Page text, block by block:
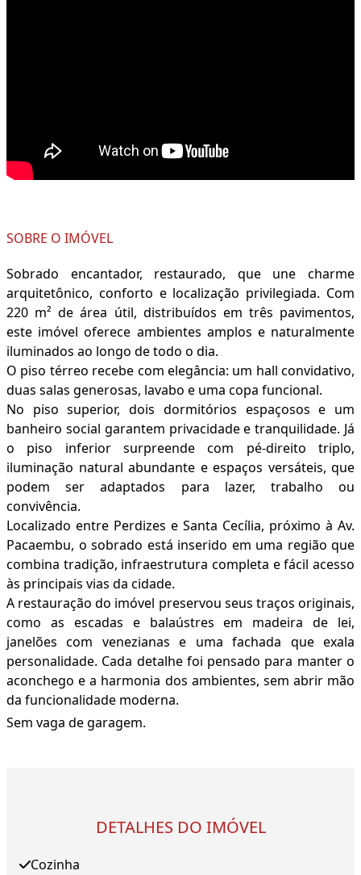
SOBRE O IMÓVEL
Sobrado encantador, restaurado, que une charme
arquitetônico, conforto e localização privilegiada. Com
220 m² de área útil, distribuídos em três pavimentos,
este imóvel oferece ambientes amplos e naturalmente
iluminados ao longo de todo o dia.
O piso térreo recebe com elegância: um hall convidativo,
duas salas generosas, lavabo e uma copa funcional.
No piso superior, dois dormitórios espaçosos e um
banheiro social garantem privacidade e tranquilidade. Já
o piso inferior surpreende com pé-direito triplo,
iluminação natural abundante e espaços versáteis, que
podem ser adaptados para lazer, trabalho ou
convivência.
Localizado entre Perdizes e Santa Cecília, próximo à Av.
Pacaembu, o sobrado está inserido em uma região que
combina tradição, infraestrutura completa e fácil acesso
às principais vias da cidade.
A restauração do imóvel preservou seus traços originais,
como as escadas e balaústres em madeira de lei,
janelões com venezianas e uma fachada que exala
personalidade. Cada detalhe foi pensado para manter o
aconchego e a harmonia dos ambientes, sem abrir mão
da funcionalidade moderna.
Sem vaga de garagem.
DETALHES DO IMÓVEL
Cozinha